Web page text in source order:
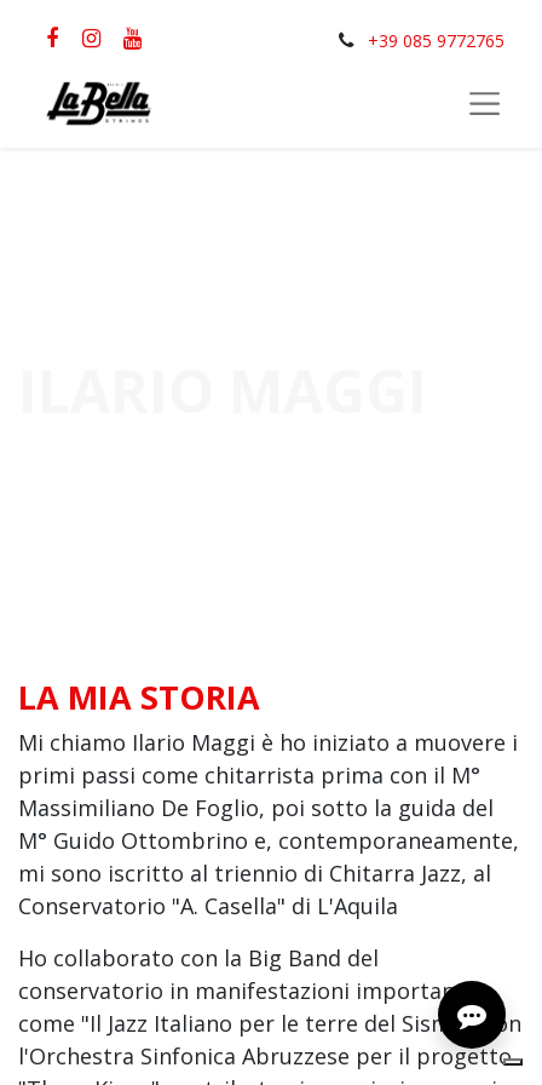
+39 085 9772765
LA MIA STORIA
Mi chiamo Ilario Maggi è ho iniziato a muovere i
primi passi come chitarrista prima con il M°
Massimiliano De Foglio, poi sotto la guida del
M° Guido Ottombrino e, contemporaneamente,
mi sono iscritto al triennio di Chitarra Jazz, al
Conservatorio "A. Casella" di L'Aquila
Ho collaborato con la Big Band del
conservatorio in manifestazioni importanti
come "Il Jazz Italiano per le terre del Sisma", con
l'Orchestra Sinfonica Abruzzese per il progetto